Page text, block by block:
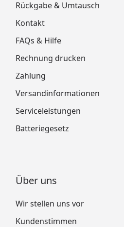
Rückgabe & Umtausch
Kontakt
FAQs & Hilfe
Rechnung drucken
Zahlung
Versandinformationen
Serviceleistungen
Batteriegesetz
Über uns
Wir stellen uns vor
Kundenstimmen